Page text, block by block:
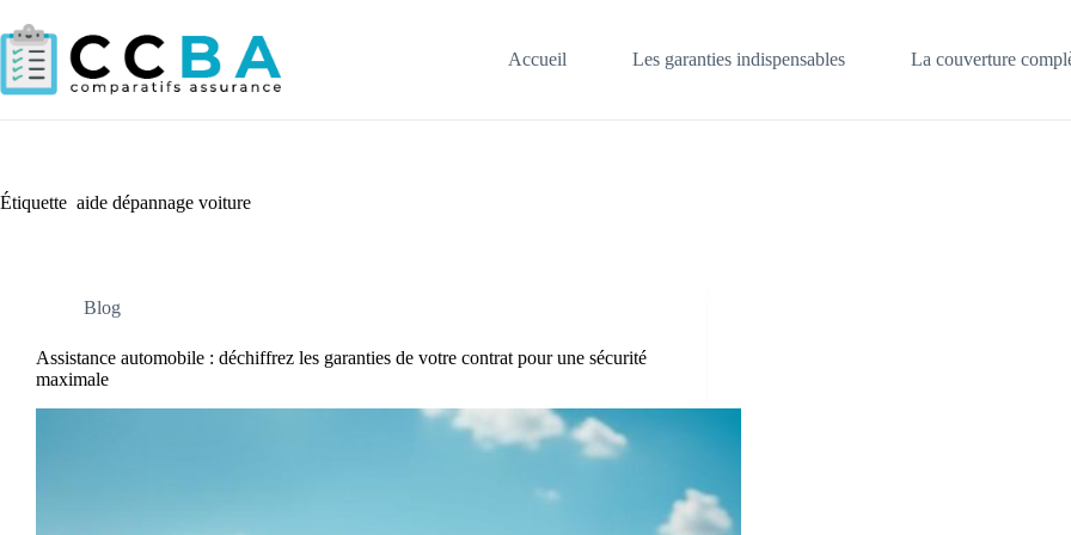
au
contenu
Accueil Les garanties indispensables La couverture
Étiquette aide dépannage voiture
Blog
Assistance automobile : déchiffrez les garanties de votre contrat pour une sécurité
maximale